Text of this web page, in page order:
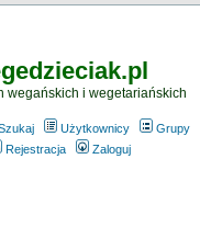
wegańskich i wegetariańskich
Użytkownicy
Grupy
Rejestracja
Zaloguj